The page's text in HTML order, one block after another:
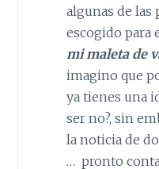
algunas de las
escogido para
mi maleta de
imagino que
ya tienes una
ser no?, sin
la noticia de
… pronto